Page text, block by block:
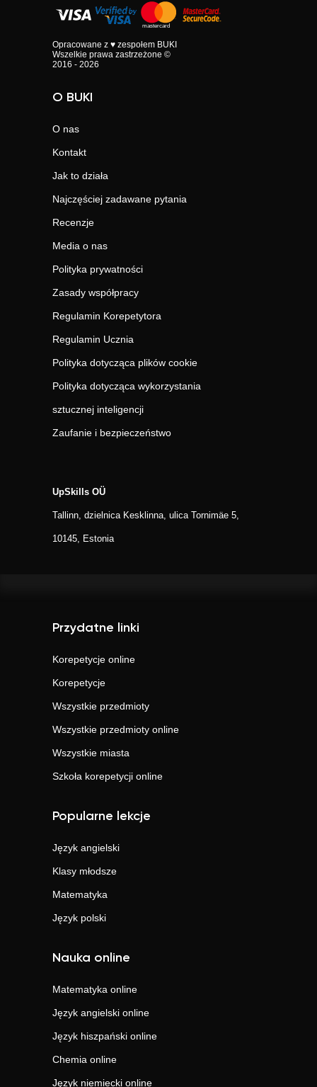
Opracowane z ♥ zespołem BUKI
Wszelkie prawa zastrzeżone ©
2016 - 2026
O BUKI
O nas
Kontakt
Jak to działa
Najczęściej zadawane pytania
Recenzje
Media o nas
Polityka prywatności
Zasady współpracy
Regulamin Korepetytora
Regulamin Ucznia
Polityka dotycząca plików cookie
Polityka dotycząca wykorzystania
sztucznej inteligencji
Zaufanie i bezpieczeństwo
UpSkills OÜ
Tallinn, dzielnica Kesklinna, ulica Tornimäe 5,
10145, Estonia
Przydatne linki
Korepetycje online
Korepetycje
Wszystkie przedmioty
Wszystkie przedmioty online
Wszystkie miasta
Szkoła korepetycji online
Popularne lekcje
Język angielski
Klasy młodsze
Matematyka
Język polski
Nauka online
Matematyka online
Język angielski online
Język hiszpański online
Chemia online
Język niemiecki online